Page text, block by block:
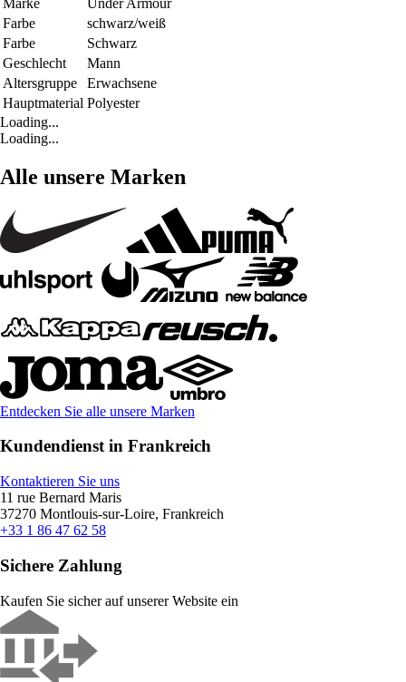
Farbe
schwarz/weiß
Farbe
Schwarz
Geschlecht
Mann
Altersgruppe
Erwachsene
Hauptmaterial Polyester
Loading...
Loading...
Alle unsere Marken
Entdecken Sie alle unsere Marken
Kundendienst in Frankreich
Kontaktieren Sie uns
11 rue Bernard Maris
37270 Montlouis-sur-Loire, Frankreich
+33 1 86 47 62 58
Sichere Zahlung
Kaufen Sie sicher auf unserer Website ein